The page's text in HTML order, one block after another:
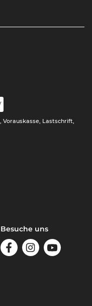
Vorauskasse, Lastschrift,
Besuche uns